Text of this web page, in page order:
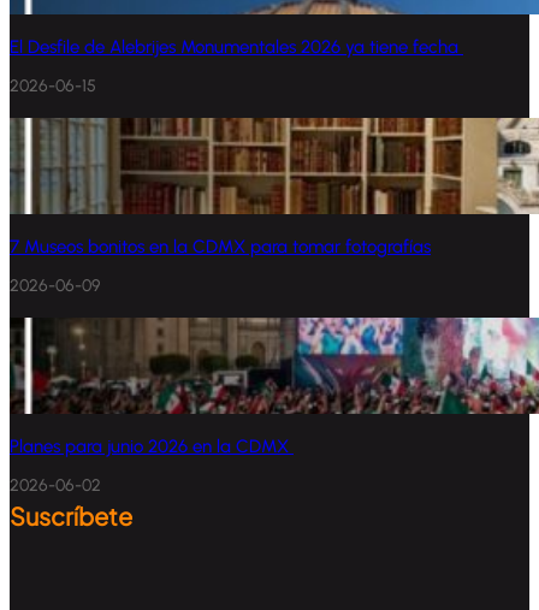
El Desfile de Alebrijes Monumentales 2026 ya tiene fecha
2026-06-15
7 Museos bonitos en la CDMX para tomar fotografías
2026-06-09
Planes para junio 2026 en la CDMX
2026-06-02
Suscríbete